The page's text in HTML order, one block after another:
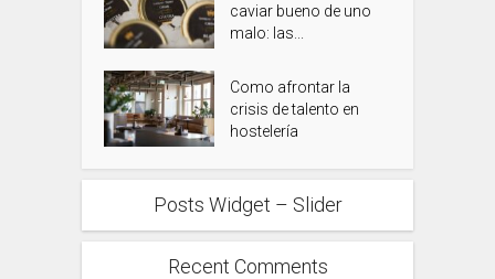
caviar bueno de uno
malo: las...
Como afrontar la
crisis de talento en
hostelería
Posts Widget – Slider
Recent Comments